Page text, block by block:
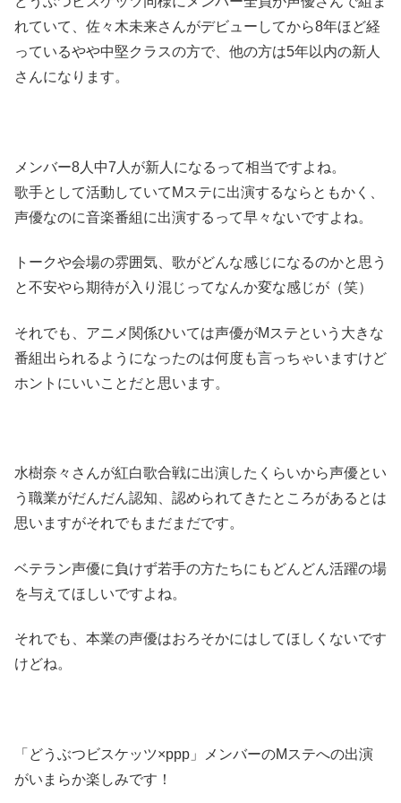
れていて、佐々木未来さんがデビューしてから8年ほど経
っているやや中堅クラスの方で、他の方は5年以内の新人
さんになります。
メンバー8人中7人が新人になるって相当ですよね。
歌手として活動していてMステに出演するならともかく、
声優なのに音楽番組に出演するって早々ないですよね。
トークや会場の雰囲気、歌がどんな感じになるのかと思う
と不安やら期待が入り混じってなんか変な感じが（笑）
それでも、アニメ関係ひいては声優がMステという大きな
番組出られるようになったのは何度も言っちゃいますけど
ホントにいいことだと思います。
水樹奈々さんが紅白歌合戦に出演したくらいから声優とい
う職業がだんだん認知、認められてきたところがあるとは
思いますがそれでもまだまだです。
ベテラン声優に負けず若手の方たちにもどんどん活躍の場
を与えてほしいですよね。
それでも、本業の声優はおろそかにはしてほしくないです
けどね。
「どうぶつビスケッツ×ppp」メンバーのMステへの出演
がいまらか楽しみです！